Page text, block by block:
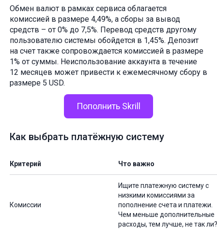
Обмен валют в рамках сервиса облагается
комиссией в размере 4,49%, а сборы за вывод
средств – от 0% до 7,5%. Перевод средств другому
пользователю системы обойдется в 1,45%. Депозит
на счет также сопровождается комиссией в размере
1% от суммы. Неиспользование аккаунта в течение
12 месяцев может привести к ежемесячному сбору в
размере 5 USD.
Пополнить Skrill
Как выбрать платёжную систему
Критерий Что важно
Комиссии
Ищите платежную систему с
низкими комиссиями за
пополнение счета и платежи.
Чем меньше дополнительные
расходы, тем лучше, не так ли?